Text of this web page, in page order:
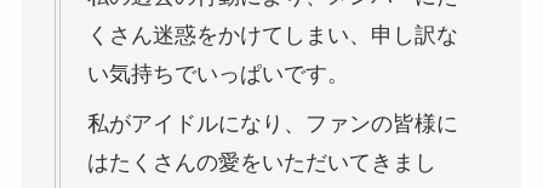
くさん迷惑をかけてしまい、申し訳な
い気持ちでいっぱいです。
私がアイドルになり、ファンの皆様に
はたくさんの愛をいただいてきまし